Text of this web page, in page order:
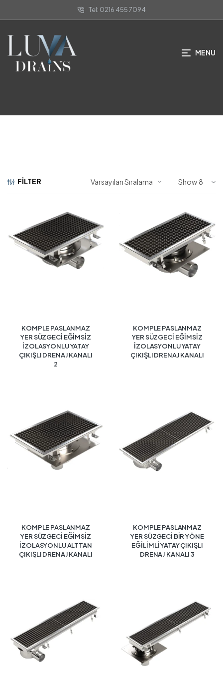
Tel: 0216 455 7094
MENU
Endüstriyel Mutfak Drenaj
Kanalları
ANA SAYFA/PASLANMAZ ÇELIK ENDÜSTRIYEL YER
FILTER Show
KOMPLE PASLANMAZ
YER SÜZGECİ EĞİMSİZ
İZOLASYONLU YATAY
ÇIKIŞLI DRENAJ KANALI
2
KOMPLE PASLANMAZ
YER SÜZGECİ EĞİMSİZ
İZOLASYONLU YATAY
ÇIKIŞLI DRENAJ KANALI
KOMPLE PASLANMAZ
YER SÜZGECİ EĞİMSİZ
İZOLASYONLU ALTTAN
ÇIKIŞLI DRENAJ KANALI
KOMPLE PASLANMAZ
YER SÜZGECİ BİR YÖNE
EĞİLİMLİ YATAY ÇIKIŞLI
DRENAJ KANALI 3